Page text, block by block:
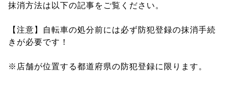
抹消方法は以下の記事をご覧ください。
【注意】自転車の処分前には必ず防犯登録の抹消手続
きが必要です！
※店舗が位置する都道府県の防犯登録に限ります。